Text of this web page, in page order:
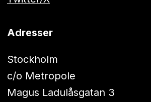
Adresser
Stockholm
c/o Metropole
Magus Ladulåsgatan 3